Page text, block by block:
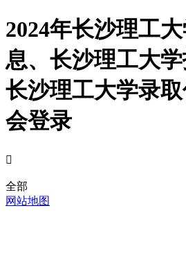
2024年长沙理工
息、长沙理工大学
长沙理工大学录
会登录

全部
网站地图